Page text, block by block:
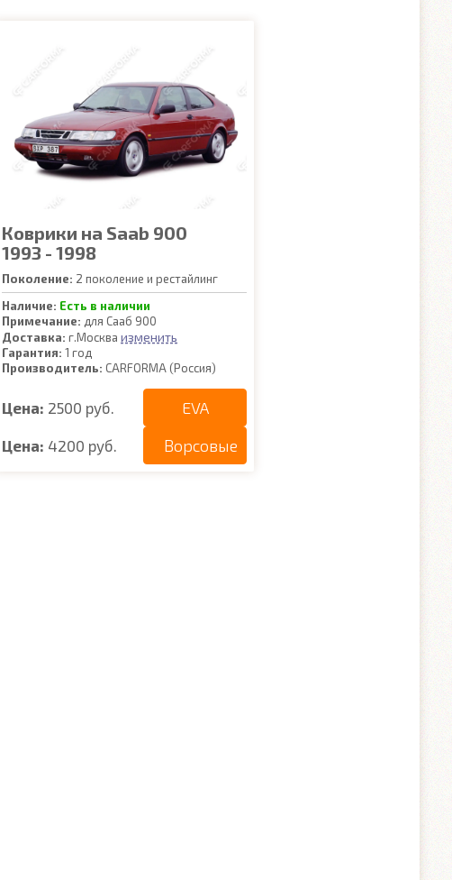
Коврики на Saab 900
1993 - 1998
Поколение: 2 поколение и рестайлинг
Наличие: Есть в наличии
Примечание: для Сааб 900
Доставка: г.Москва изменить
Гарантия: 1 год
Производитель: CARFORMA (Россия)
Цена: 2500 руб. EVA
Цена: 4200 руб. Ворсовые